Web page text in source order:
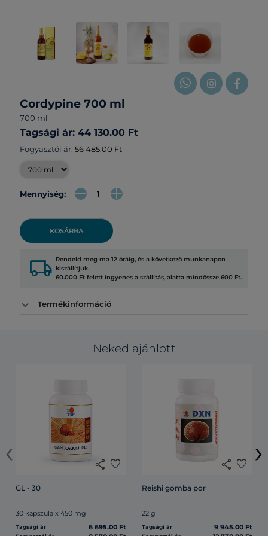
Cordypine 700 ml
700 ml
Tagsági ár: 44 130.00 Ft
Fogyasztói ár: 56 485.00 Ft
Mennyiség:
KOSÁRBA
local_shipping Rendeld meg ma 12 óráig, és a következő munkanapon
kiszállítjuk.
60.000 Ft felett ingyenes a szállítás, alatta mindössze 600 Ft.
Termékinformáció
Neked ajánlott
share favorite
GL - 30
30 kapszula x 450 mg
Tagsági ár 6 695.00 Ft
share favorite
Reishi gomba por
22 g
Tagsági ár 9 945.00 Ft
‹ ›